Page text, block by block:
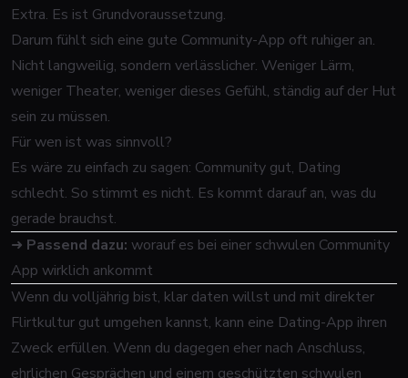
Extra. Es ist Grundvoraussetzung.
Darum fühlt sich eine gute Community-App oft ruhiger an.
Nicht langweilig, sondern verlässlicher. Weniger Lärm,
weniger Theater, weniger dieses Gefühl, ständig auf der Hut
sein zu müssen.
Für wen ist was sinnvoll?
Es wäre zu einfach zu sagen: Community gut, Dating
schlecht. So stimmt es nicht. Es kommt darauf an, was du
gerade brauchst.
➜ Passend dazu: worauf es bei einer schwulen Community
App wirklich ankommt
Wenn du volljährig bist, klar daten willst und mit direkter
Flirtkultur gut umgehen kannst, kann eine Dating-App ihren
Zweck erfüllen. Wenn du dagegen eher nach Anschluss,
ehrlichen Gesprächen und einem geschützten schwulen